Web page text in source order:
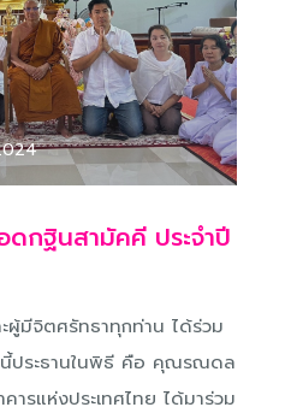
กฐินสามัคคี ประจำปี
มีจิตศรัทธาทุกท่าน ได้ร่วม
ประธานในพิธี คือ คุณรณดล
รแห่งประเทศไทย ได้มาร่วม